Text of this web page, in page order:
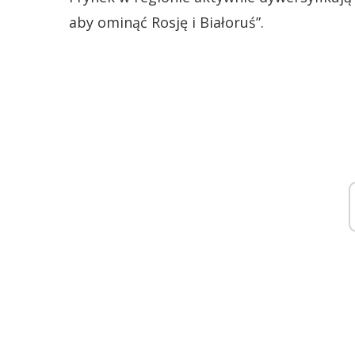
aby ominąć Rosję i Białoruś”.